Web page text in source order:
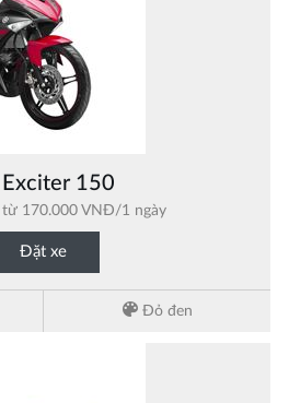
Exciter 150
từ 170.000 VNĐ/1 ngày
Đặt xe
Đỏ đen